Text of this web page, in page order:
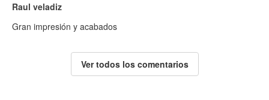
Raul veladiz
Gran impresión y acabados
Ver todos los comentarios